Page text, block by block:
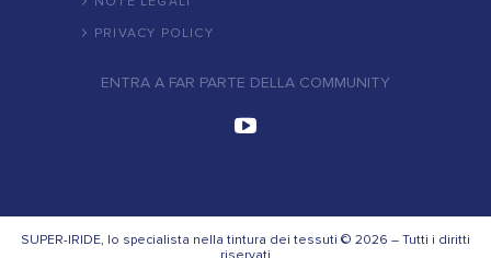
PRIVACY POLICY
ENTRA A FAR PARTE DELLA COMMUNITY
SUPER-IRIDE, lo specialista nella tintura dei tessuti © 2026 – Tutti i diritti